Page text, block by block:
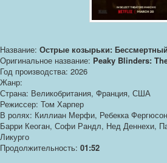
Название: Острые козырьки:
Оригинальное название: Peaky Blinders:
Год производства: 2026
Жанр:
Страна: Великобритания, Франция, США
Режиссер: Том Харпер
В ролях: Киллиан Мерфи, Ребекка
Барри Кеоган, Софи Рандл, Нед Деннехи,
Ликурго
Продолжительность: 01:52